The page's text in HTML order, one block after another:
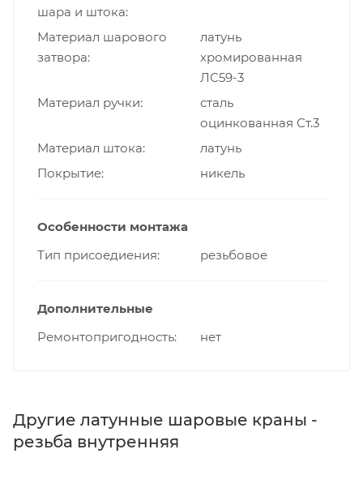
шара и штока
Материал шарового
затвора
латунь
хромированная
ЛС59-3
Материал ручки
сталь
оцинкованная Ст.3
Материал штока
латунь
Покрытие
никель
Особенности монтажа
Тип присоедиения
резьбовое
Дополнительные
Ремонтопригодность
нет
Другие латунные шаровые краны -
резьба внутренняя